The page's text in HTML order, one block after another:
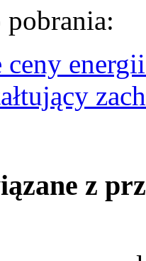
ceny
z